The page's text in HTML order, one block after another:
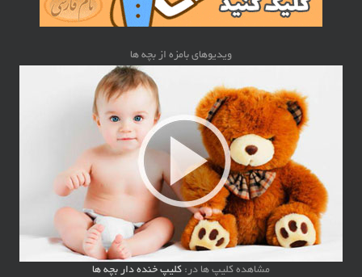
ویدیوهای بامزه از بچه ها
مشاهده کلیپ ها در: کلیپ خنده دار بچه ها